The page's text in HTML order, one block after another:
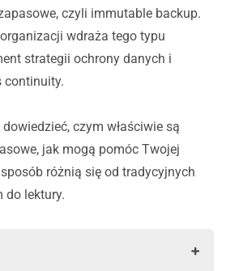
czyli immutable backup.
wdraża tego typu
strategii ochrony danych i
continuity.
czym właściwie są
jak mogą pomóc Twojej
różnią się od tradycyjnych
do lektury.